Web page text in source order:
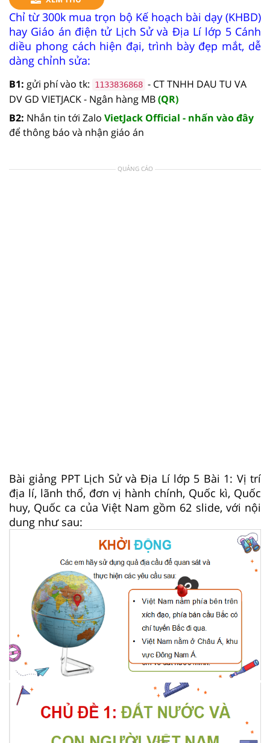
Chỉ từ 300k mua trọn bộ Kế hoạch bài dạy (KHBD)
hay Giáo án điện tử Lịch Sử và Địa Lí lớp 5 Cánh
diều phong cách hiện đại, trình bày đẹp mắt, dễ
dàng chỉnh sửa:
B1: gửi phí vào tk: 1133836868 - CT TNHH DAU TU VA
DV GD VIETJACK - Ngân hàng MB(QR)
B2: Nhắn tin tới Zalo VietJack Official - nhấn vào đây
để thông báo và nhận giáo án
QUẢNG CÁO
Bài giảng PPT Lịch Sử và Địa Lí lớp 5 Bài 1: Vị trí
địa lí, lãnh thổ, đơn vị hành chính, Quốc kì, Quốc
huy, Quốc ca của Việt Nam gồm 62 slide, với nội
dung như sau: